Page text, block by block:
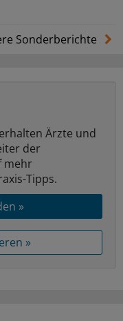
Sonderberichte
erhalten Ärzte und
der
mehr
Tipps.
»
»